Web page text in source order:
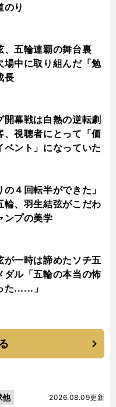
のり
、五輪連覇の舞台裏
場中に取り組んだ「勉
長
開幕戦は白熱の逆転劇
、視聴者にとって「価
ベント」になっていた
の４回転半ができた」
輪、羽生結弦がこだわ
ンプの美学
が一時は諦めたソチ五
ダル「五輪の本当の怖
た......」
2026.08.09更新
他